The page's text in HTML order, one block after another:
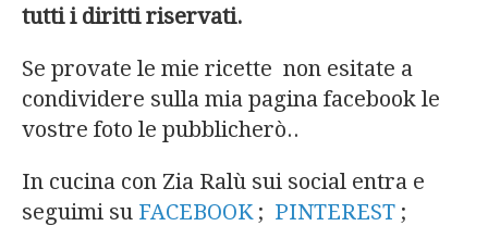
tutti i diritti riservati.
Se provate le mie ricette non esitate a
condividere sulla mia pagina facebook le
vostre foto le pubblicherò..
In cucina con Zia Ralù sui social entra e
seguimi su FACEBOOK ; PINTEREST ;